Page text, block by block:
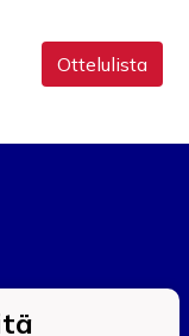
Ottelulista